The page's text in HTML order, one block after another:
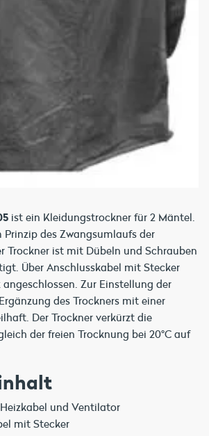
ist ein Kleidungstrockner für 2 Mäntel.
des Zwangsumlaufs der
Trockner ist mit Dübeln und Schrauben
Über Anschlusskabel mit Stecker
Zur Einstellung der
des Trockners mit einer
Der Trockner verkürzt die
der freien Trocknung bei 20°C auf
und Ventilator
mit Stecker